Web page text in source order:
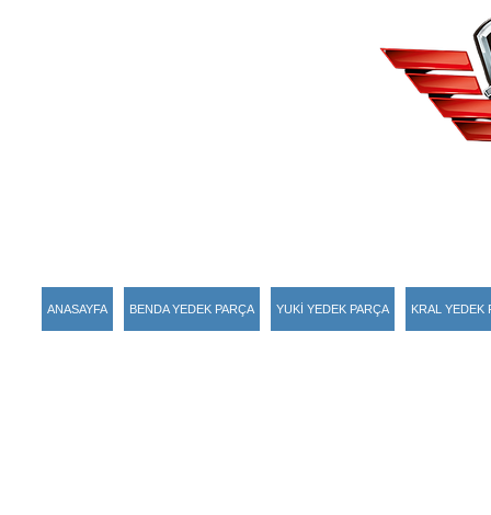
ANASAYFA BENDA YEDEK PARÇA YUKİ YEDEK PARÇA KRAL YEDEK